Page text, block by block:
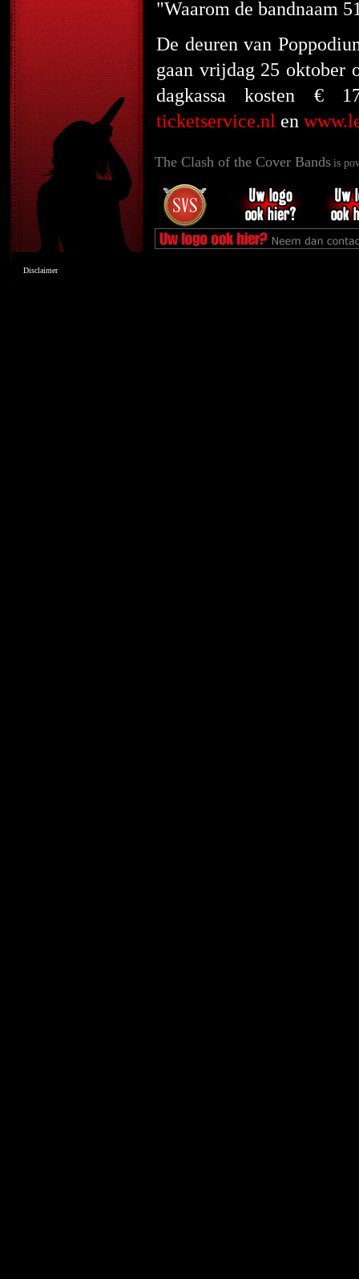
"Waarom de bandnaam
De deuren van
gaan vrijdag 25 oktober
dagkassa kosten €
ticketservice.nl en
The Clash of the Cover Bands is
Disclaimer